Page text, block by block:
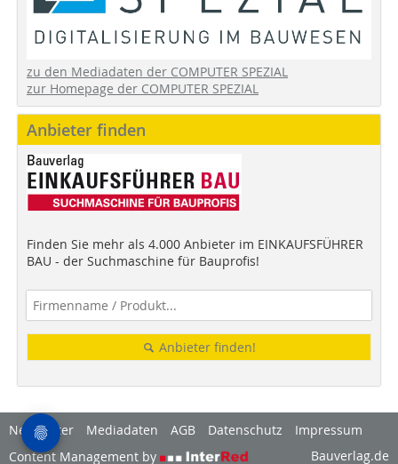
zu den Mediadaten der COMPUTER SPEZIAL
zur Homepage der COMPUTER SPEZIAL
Anbieter finden
Finden Sie mehr als 4.000 Anbieter im EINKAUFSFÜHRER
BAU - der Suchmaschine für Bauprofis!
Anbieter finden!
Newsletter Mediadaten AGB Datenschutz
Impressum
Content Management by
Bauverlag.de